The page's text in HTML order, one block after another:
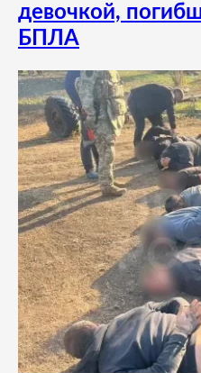
девочкой,
БПЛА